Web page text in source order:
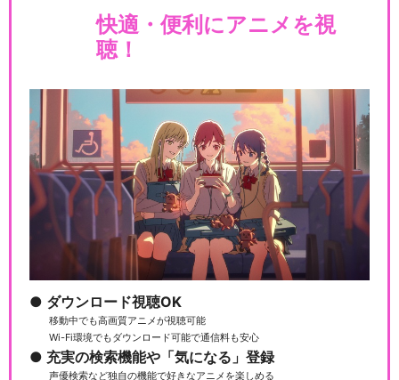
快適・便利にアニメを視
聴！
ダウンロード視聴OK
移動中でも高画質アニメが視聴可能
Wi-Fi環境でもダウンロード可能で通信料も安心
充実の検索機能や「気になる」登録
声優検索など独自の機能で好きなアニメを楽しめる